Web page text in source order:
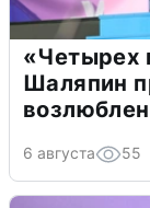
«Четырех
Шаляпин
6 августа 55